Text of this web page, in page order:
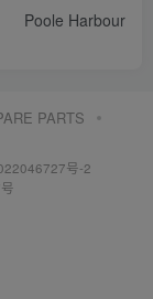
Poole Harbour
PARTS
号-2